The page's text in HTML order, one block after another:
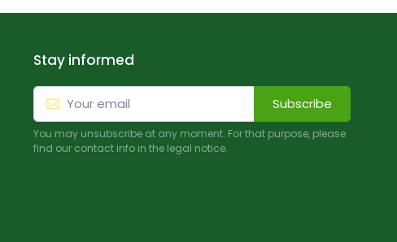
Stay informed
Subscribe
You may unsubscribe at any moment. For that purpose, please
find our contact info in the legal notice.